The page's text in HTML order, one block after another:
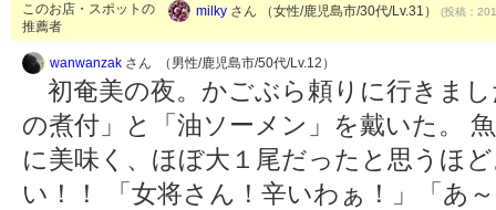
このお店・スポットの
推薦者
milky さん （女性/鹿児島市/30代/Lv.31） (投稿：
wanwanzak さん （男性/鹿児島市/50代/Lv.12）
初奄美の夜。かごぶら頼りに行きま
の煮付」と「油ソーメン」を戴いた。
に美味く、ほぼ大１尾だったと思うほ
い！！ 「女将さん！辛いわぁ！」「あ